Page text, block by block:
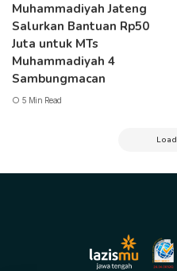
Muhammadiyah Jateng
Salurkan Bantuan Rp50
Juta untuk MTs
Muhammadiyah 4
Sambungmacan
5 Min Read